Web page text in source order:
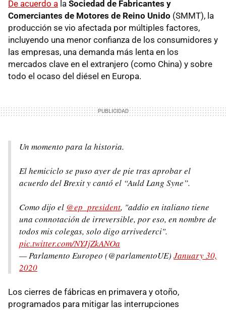
De acuerdo a la Sociedad de Fabricantes y
Comerciantes de Motores de Reino Unido (SMMT), la
producción se vio afectada por múltiples factores,
incluyendo una menor confianza de los consumidores y
las empresas, una demanda más lenta en los
mercados clave en el extranjero (como China) y sobre
todo el ocaso del diésel en Europa.
Un momento para la historia.
El hemiciclo se puso ayer de pie tras aprobar el
acuerdo del Brexit y cantó el “Auld Lang Syne”.
Como dijo el @ep_president, "addio en italiano tiene
una connotación de irreversible, por eso, en nombre de
todos mis colegas, solo digo arrivederci".
pic.twitter.com/NYJjZkANOa
— Parlamento Europeo (@parlamentoUE) January 30,
2020
Los cierres de fábricas en primavera y otoño,
programados para mitigar las interrupciones